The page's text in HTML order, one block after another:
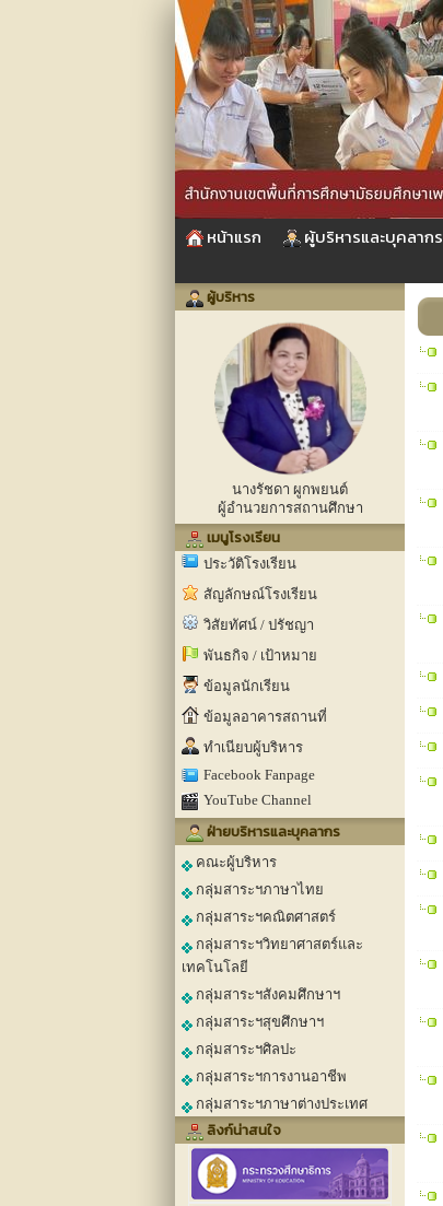
หน้าแรก ผู้บริหารและบุคลากร
ผู้บริหาร
นางรัชดา ผูกพยนต์
ผู้อำนวยการสถานศึกษา
เมนูโรงเรียน
ประวัติโรงเรียน
สัญลักษณ์โรงเรียน
วิสัยทัศน์ / ปรัชญา
พันธกิจ / เป้าหมาย
ข้อมูลนักเรียน
ข้อมูลอาคารสถานที่
ทำเนียบผู้บริหาร
Facebook Fanpage
YouTube Channel
ฝ่ายบริหารและบุคลากร
คณะผู้บริหาร
กลุ่มสาระฯภาษาไทย
กลุ่มสาระฯคณิตศาสตร์
กลุ่มสาระฯวิทยาศาสตร์และ
เทคโนโลยี
กลุ่มสาระฯสังคมศึกษาฯ
กลุ่มสาระฯสุขศึกษาฯ
กลุ่มสาระฯศิลปะ
กลุ่มสาระฯการงานอาชีพ
กลุ่มสาระฯภาษาต่างประเทศ
ลิงก์น่าสนใจ